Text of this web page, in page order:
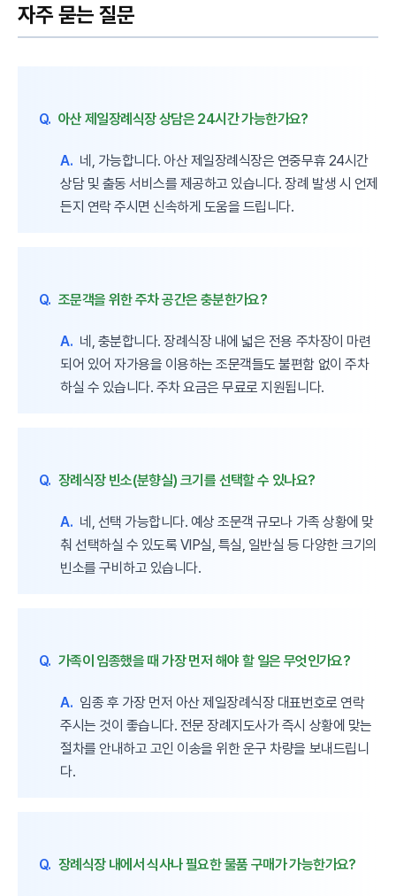
자주 묻는 질문
Q. 아산 제일장례식장 상담은 24시간 가능한가요?
A. 네, 가능합니다. 아산 제일장례식장은 연중무휴 24시간
상담 및 출동 서비스를 제공하고 있습니다. 장례 발생 시 언제
든지 연락 주시면 신속하게 도움을 드립니다.
Q. 조문객을 위한 주차 공간은 충분한가요?
A. 네, 충분합니다. 장례식장 내에 넓은 전용 주차장이 마련
되어 있어 자가용을 이용하는 조문객들도 불편함 없이 주차
하실 수 있습니다. 주차 요금은 무료로 지원됩니다.
Q. 장례식장 빈소(분향실) 크기를 선택할 수 있나요?
A. 네, 선택 가능합니다. 예상 조문객 규모나 가족 상황에 맞
춰 선택하실 수 있도록 VIP실, 특실, 일반실 등 다양한 크기의
빈소를 구비하고 있습니다.
Q. 가족이 임종했을 때 가장 먼저 해야 할 일은 무엇인가요?
A. 임종 후 가장 먼저 아산 제일장례식장 대표번호로 연락
주시는 것이 좋습니다. 전문 장례지도사가 즉시 상황에 맞는
절차를 안내하고 고인 이송을 위한 운구 차량을 보내드립니
다.
Q. 장례식장 내에서 식사나 필요한 물품 구매가 가능한가요?